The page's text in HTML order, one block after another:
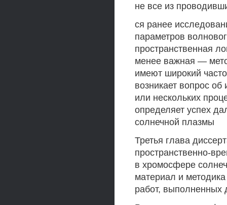
не все из
ся ранее
параметров
пространственная
менее важная —
имеют широкий
возникает вопрос
или нескольких
определяет успех
солнечной плазмы
Третья глава
пространственно-
в хромосфере
материал и
работ, выполненных